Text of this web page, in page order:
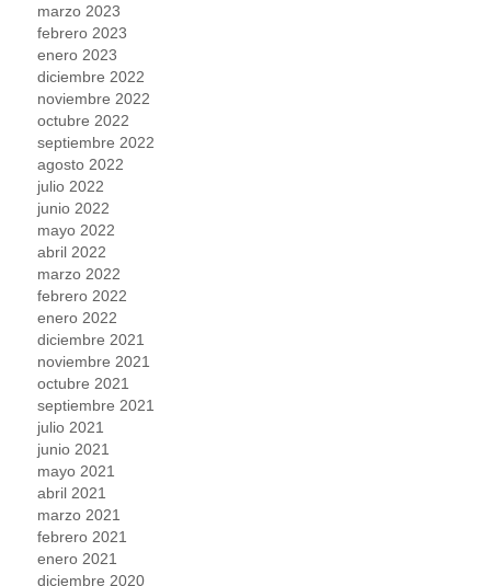
marzo 2023
febrero 2023
enero 2023
diciembre 2022
noviembre 2022
octubre 2022
septiembre 2022
agosto 2022
julio 2022
junio 2022
mayo 2022
abril 2022
marzo 2022
febrero 2022
enero 2022
diciembre 2021
noviembre 2021
octubre 2021
septiembre 2021
julio 2021
junio 2021
mayo 2021
abril 2021
marzo 2021
febrero 2021
enero 2021
diciembre 2020